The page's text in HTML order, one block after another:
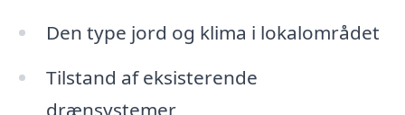
Den type jord og klima i lokalområdet
Tilstand af eksisterende
drænsystemer